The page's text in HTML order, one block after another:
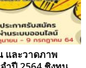
และวาดภาพ